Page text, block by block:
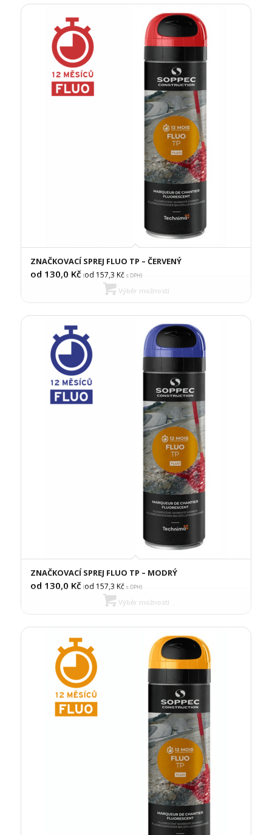
ZNAČKOVACÍ SPREJ FLUO TP – ČERVENÝ
od 130,0 Kč (od 157,3 Kčs DPH)
Výběr možností
ZNAČKOVACÍ SPREJ FLUO TP – MODRÝ
od 130,0 Kč (od 157,3 Kčs DPH)
Výběr možností